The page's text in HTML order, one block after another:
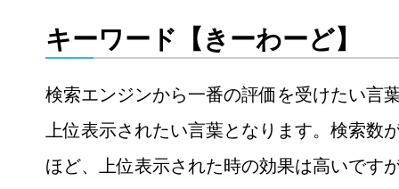
キーワード【きーわーど】
検索エンジンから一番の評価を受けたい言
上位表示されたい言葉となります。検索数
ほど、上位表示された時の効果は高いです